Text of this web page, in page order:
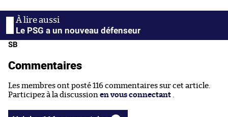
Le PSG a un nouveau défenseur
SB
Commentaires
Les membres ont posté 116 commentaires sur cet article.
Participez à la discussion en vous connectant .